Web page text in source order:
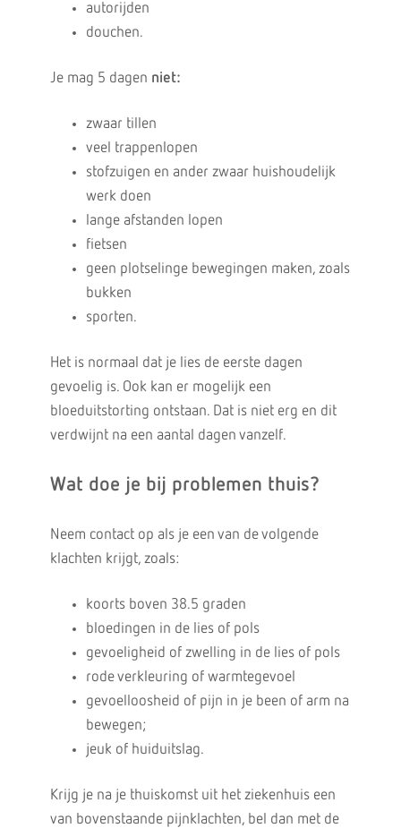
autorijden
douchen.
Je mag 5 dagen niet:
zwaar tillen
veel trappenlopen
stofzuigen en ander zwaar huishoudelijk
werk doen
lange afstanden lopen
fietsen
geen plotselinge bewegingen maken, zoals
bukken
sporten.
Het is normaal dat je lies de eerste dagen
gevoelig is. Ook kan er mogelijk een
bloeduitstorting ontstaan. Dat is niet erg en dit
verdwijnt na een aantal dagen vanzelf.
Wat doe je bij problemen thuis?
Neem contact op als je een van de volgende
klachten krijgt, zoals:
koorts boven 38.5 graden
bloedingen in de lies of pols
gevoeligheid of zwelling in de lies of pols
rode verkleuring of warmtegevoel
gevoelloosheid of pijn in je been of arm na
bewegen;
jeuk of huiduitslag.
Krijg je na je thuiskomst uit het ziekenhuis een
van bovenstaande pijnklachten, bel dan met de